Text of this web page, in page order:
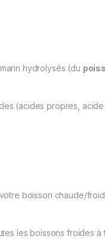
hydrolysés (du
(acides propres,
boisson chaude/
les boissons froides